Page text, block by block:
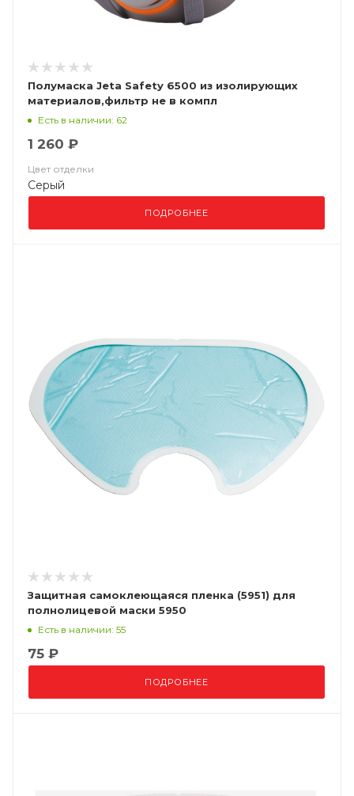
Полумаска Jeta Safety 6500 из изолирующих
материалов,фильтр не в компл
Есть в наличии: 62
1 260 ₽
Цвет отделки
Серый
ПОДРОБНЕЕ
Защитная самоклеющаяся пленка (5951) для
полнолицевой маски 5950
Есть в наличии: 55
75 ₽
ПОДРОБНЕЕ